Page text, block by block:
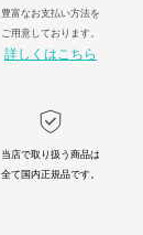
豊富なお支払い方法を
ご用意しております。
詳しくはこちら
当店で取り扱う商品は
全て国内正規品です。